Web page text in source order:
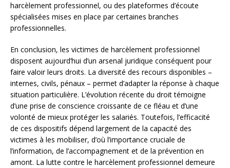
harcèlement professionnel, ou des plateformes d’écoute
spécialisées mises en place par certaines branches
professionnelles.
En conclusion, les victimes de harcèlement professionnel
disposent aujourd’hui d’un arsenal juridique conséquent pour
faire valoir leurs droits. La diversité des recours disponibles –
internes, civils, pénaux – permet d’adapter la réponse à chaque
situation particulière. L’évolution récente du droit témoigne
d’une prise de conscience croissante de ce fléau et d’une
volonté de mieux protéger les salariés. Toutefois, l’efficacité
de ces dispositifs dépend largement de la capacité des
victimes à les mobiliser, d’où l’importance cruciale de
l’information, de l’accompagnement et de la prévention en
amont. La lutte contre le harcèlement professionnel demeure